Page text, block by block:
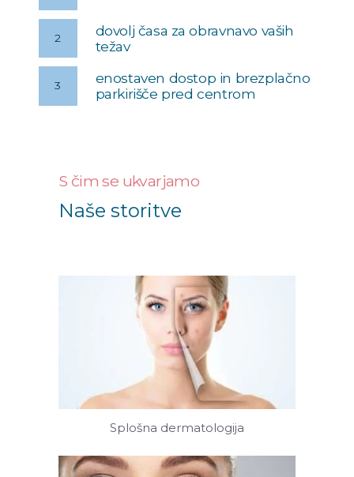
2
dovolj časa za obravnavo vaših
težav
3
enostaven dostop in brezplačno
parkirišče pred centrom
S čim se ukvarjamo
Naše storitve
Splošna dermatologija